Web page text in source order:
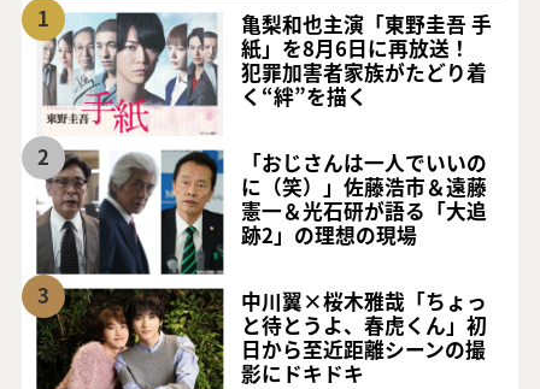
1
亀梨和也主演「東野圭吾 手
紙」を8月6日に再放送！
犯罪加害者家族がたどり着
く“絆”を描く
2
「おじさんは一人でいいの
に（笑）」佐藤浩市＆遠藤
憲一＆光石研が語る「大追
跡2」の理想の現場
3
中川翼×桜木雅哉「ちょっ
と待とうよ、春虎くん」初
日から至近距離シーンの撮
影にドキドキ